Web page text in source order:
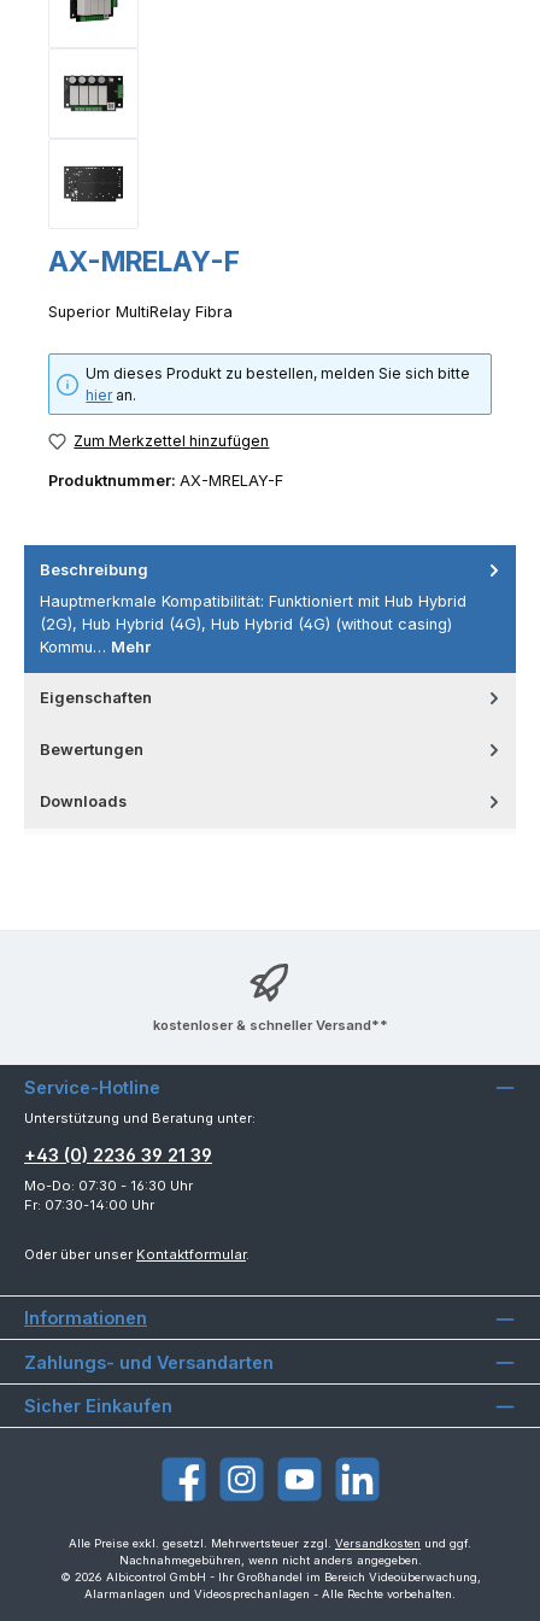
AX-MRELAY-F
Superior MultiRelay Fibra
Um dieses Produkt zu bestellen, melden Sie sich bitte
hieran.
Zum Merkzettel hinzufügen
Produktnummer: AX-MRELAY-F
Beschreibung
Hauptmerkmale Kompatibilität: Funktioniert mit Hub Hybrid
(2G), Hub Hybrid (4G), Hub Hybrid (4G) (without casing)
Kommu… Mehr
Eigenschaften
Bewertungen
Downloads
kostenloser & schneller Versand**
Service-Hotline
Unterstützung und Beratung unter:
+43 (0) 2236 39 21 39
Mo-Do: 07:30 - 16:30 Uhr
Fr: 07:30-14:00 Uhr
Oder über unser Kontaktformular.
Informationen
Zahlungs- und Versandarten
Sicher Einkaufen
FacebookInstagramYouTubeLinkedIn
Alle Preise exkl. gesetzl. Mehrwertsteuer zzgl. Versandkosten und ggf.
Nachnahmegebühren, wenn nicht anders angegeben.
© 2026 Albicontrol GmbH - Ihr Großhandel im Bereich Videoüberwachung,
Alarmanlagen und Videosprechanlagen - Alle Rechte vorbehalten.